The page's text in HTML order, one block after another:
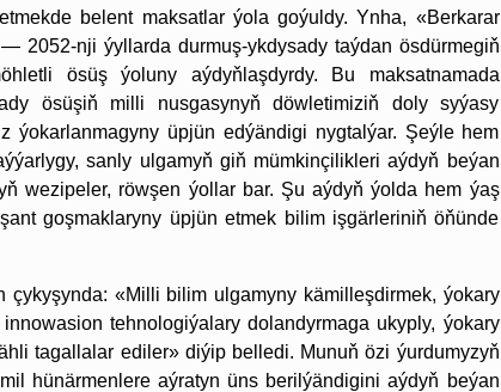
belent maksatlar ýola goýuldy. Ynha, «Berkarar
2052-nji ýyllarda durmuş-ykdysady taýdan ösdürmegiň
ösüş ýoluny aýdyňlaşdyrdy. Bu maksatnamada
ösüşiň milli nusgasynyň döwletimiziň doly syýasy
ýokarlanmagyny üpjün edýändigi nygtalýar. Şeýle hem
sanly ulgamyň giň mümkinçilikleri aýdyň beýan
wezipeler, röwşen ýollar bar. Şu aýdyň ýolda hem ýaş
goşmaklaryny üpjün etmek bilim işgärleriniň öňünde
«Milli bilim ulgamyny kämilleşdirmek, ýokary
tehnologiýalary dolandyrmaga ukyply, ýokary
tagallalar ediler» diýip belledi. Munuň özi ýurdumyzyň
hünärmenlere aýratyn üns berilýändigini aýdyň beýan